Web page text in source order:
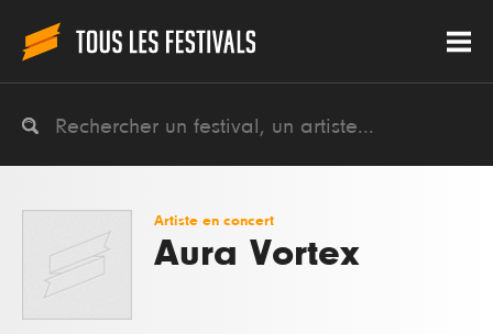
Artiste en concert
Aura Vortex